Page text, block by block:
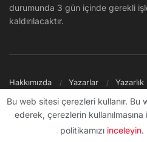
durumunda 3 gün içinde gerekli
kaldırılacaktır.
Hakkımızda Yazarlar Yazarlık
© 2009 - ∞ Sanal Şantiye
Bu web sitesi çerezleri kullanır.
ederek, çerezlerin
politikamızı inceleyin.